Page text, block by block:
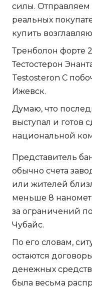
силы. Отправляем
реальных
купить
Тренболон форте
Тестостерон
Testosteron C
Ижевск.
Думаю, что
выступал и готов
национальной
Представитель
обычно счета
или жителей
меньше 8
за ограничений
Чубайс.
По его словам,
остаются
денежных средств
была весьма